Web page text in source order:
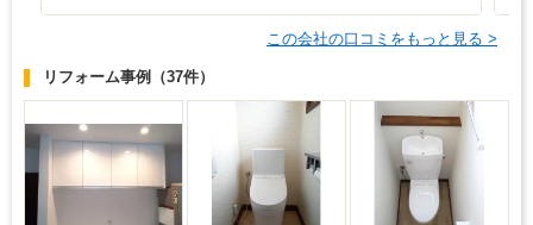
この会社の口コミをもっと見る >
リフォーム事例 （37件）